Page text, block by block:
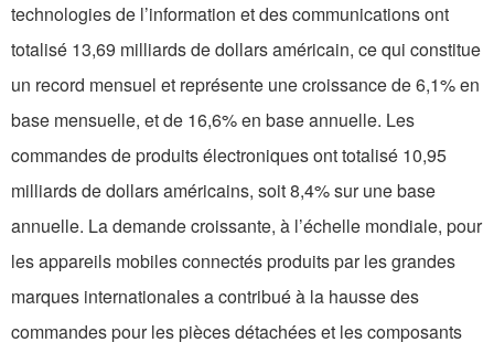
technologies de l’information et des communications ont
totalisé 13,69 milliards de dollars américain, ce qui constitue
un record mensuel et représente une croissance de 6,1% en
base mensuelle, et de 16,6% en base annuelle. Les
commandes de produits électroniques ont totalisé 10,95
milliards de dollars américains, soit 8,4% sur une base
annuelle. La demande croissante, à l’échelle mondiale, pour
les appareils mobiles connectés produits par les grandes
marques internationales a contribué à la hausse des
commandes pour les pièces détachées et les composants